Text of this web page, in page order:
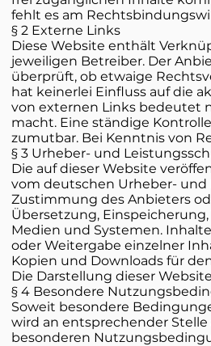
fehlt es am
§ 2 Externe Links
Diese Website enthält
jeweiligen Betreiber. Der
überprüft, ob etwaige
hat keinerlei Einfluss auf die
von externen Links bedeutet
macht. Eine ständige
zumutbar. Bei Kenntnis von
§ 3 Urheber- und
Die auf dieser Website
vom deutschen Urheber-
Zustimmung des Anbieters
Übersetzung,
Medien und Systemen.
oder Weitergabe einzelner
Kopien und Downloads für
Die Darstellung dieser
§ 4 Besondere
Soweit besondere
wird an entsprechender
besonderen